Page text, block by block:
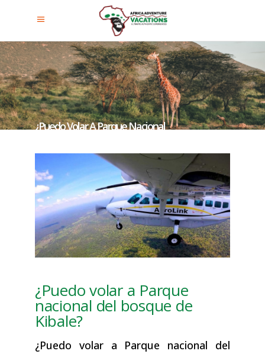
¿Puedo Volar A Parque Nacional
Del Bosque De Kibale?
¿Puedo volar a Parque
nacional del bosque de
Kibale?
¿Puedo volar a Parque nacional del